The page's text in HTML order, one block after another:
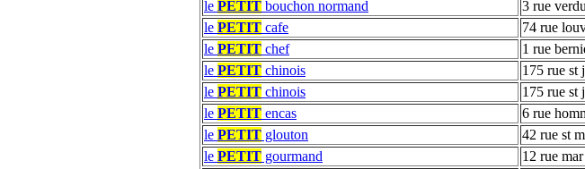
le PETIT bouchon normand 3 rue
le PETIT cafe 74 rue
le PETIT chef 1 rue
le PETIT chinois 175 rue st
le PETIT chinois 175 rue st
le PETIT encas 6 rue
le PETIT glouton 42 rue st
le PETIT gourmand 12 rue